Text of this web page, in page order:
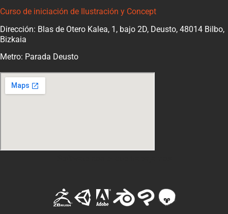
Curso de iniciación de Ilustración y Concept
Dirección: Blas de Otero Kalea, 1, bajo 2D, Deusto, 48014 Bilbo,
Bizkaia
Metro: Parada Deusto